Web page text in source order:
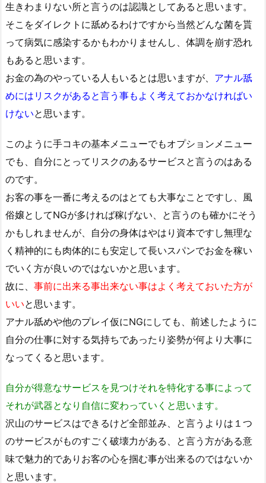
生きわまりない所と言うのは認識としてあると思います。
そこをダイレクトに舐めるわけですから当然どんな菌を貰
って病気に感染するかもわかりませんし、体調を崩す恐れ
もあると思います。
お金の為のやっている人もいるとは思いますが、 アナル舐
めにはリスクがあると言う事もよく考えておかなければい
けないと思います。
このように手コキの基本メニューでもオプションメニュー
でも、自分にとってリスクのあるサービスと言うのはある
のです。
お客の事を一番に考えるのはとても大事なことですし、風
俗嬢としてNGが多ければ稼げない、と言うのも確かにそう
かもしれませんが、自分の身体はやはり資本ですし無理な
く精神的にも肉体的にも安定して長いスパンでお金を稼い
でいく方が良いのではないかと思います。
故に、 事前に出来る事出来ない事はよく考えておいた方が
いいと思います。
アナル舐めや他のプレイ仮にNGにしても、前述したように
自分の仕事に対する気持ちであったり姿勢が何より大事に
なってくると思います。
自分が得意なサービスを見つけそれを特化する事によって
それが武器となり自信に変わっていくと思います。
沢山のサービスはできるけど全部並み、と言うよりは１つ
のサービスがものすごく破壊力がある、と言う方がある意
味で魅力的でありお客の心を掴む事が出来るのではないか
と思います。